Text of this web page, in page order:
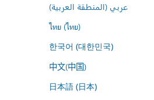
عربي (المنطقة العربية)
ไทย (ไทย)
한국어 (대한민국)
中文(中国)
日本語 (日本)